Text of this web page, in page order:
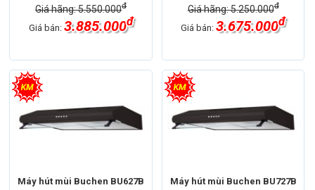
Giá hãng: 5.550.000đ
Giá bán: 3.885.000đ
Giá hãng: 5.250.000đ
Giá bán:3.675.000đ
Máy hút mùi Buchen BU627B Máy hút mùi Buchen BU727B